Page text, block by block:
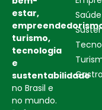
estar,
turismo,
tecnologia
e
sustentabilidade
no Brasil e
no mundo.